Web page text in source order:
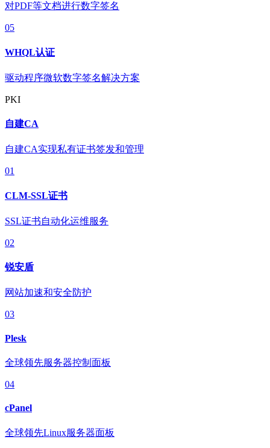
对PDF等文档进行数字签名
05
WHQL认证
驱动程序微软数字签名解决方案
PKI
自建CA
自建CA实现私有证书签发和管理
01
CLM-SSL证书
SSL证书自动化运维服务
02
锐安盾
网站加速和安全防护
03
Plesk
全球领先服务器控制面板
04
cPanel
全球领先Linux服务器面板